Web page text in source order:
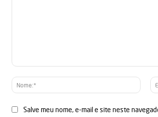
Salve meu nome, e-mail e site neste